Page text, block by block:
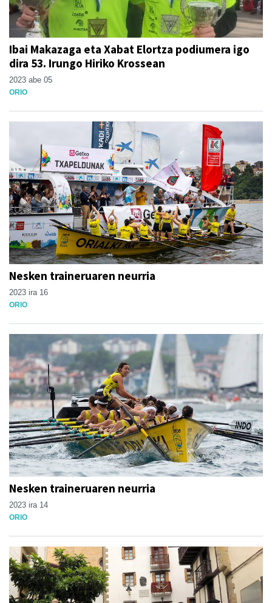
Ibai Makazaga eta Xabat Elortza podiumera igo
dira 53. Irungo Hiriko Krossean
2023 abe 05
ORIO
Nesken traineruaren neurria
2023 ira 16
ORIO
Nesken traineruaren neurria
2023 ira 14
ORIO